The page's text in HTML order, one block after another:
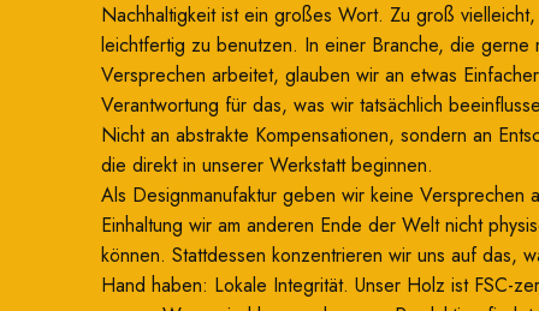
Nachhaltigkeit ist ein großes Wort. Zu groß
leichtfertig zu benutzen. In einer Branche, die gerne
Versprechen arbeitet, glauben wir an etwas
Verantwortung für das, was wir tatsächlich
Nicht an abstrakte Kompensationen, sondern an
die direkt in unserer Werkstatt beginnen.
Als Designmanufaktur geben wir keine Versprechen
Einhaltung wir am anderen Ende der Welt nicht
können. Stattdessen konzentrieren wir uns auf das,
Hand haben: Lokale Integrität. Unser Holz ist FSC-